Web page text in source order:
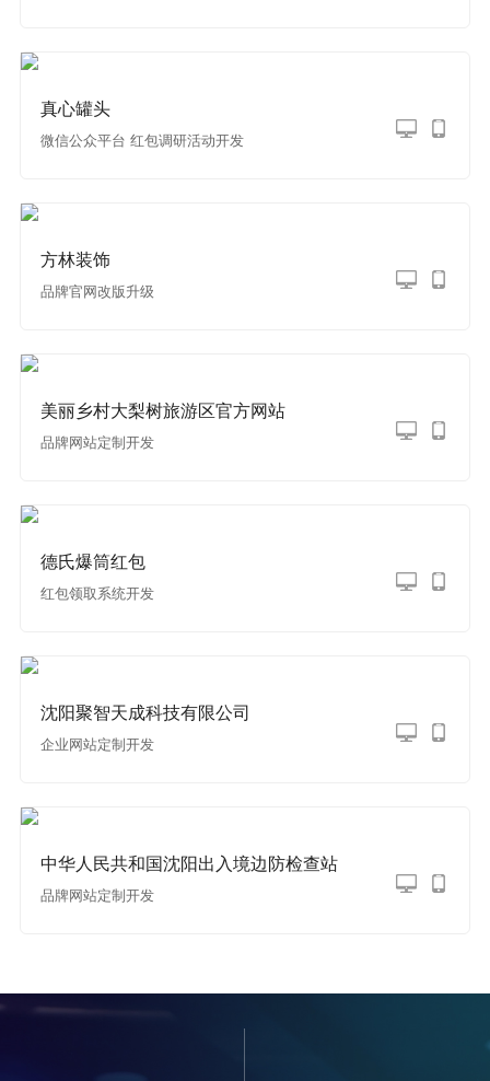
真心罐头
微信公众平台 红包调研活动开发
方林装饰
品牌官网改版升级
美丽乡村大梨树旅游区官方网站
品牌网站定制开发
德氏爆筒红包
红包领取系统开发
沈阳聚智天成科技有限公司
企业网站定制开发
中华人民共和国沈阳出入境边防检查站
品牌网站定制开发